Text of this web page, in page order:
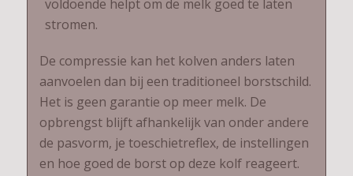
voldoende helpt om de melk goed te laten
stromen.
De compressie kan het kolven anders laten
aanvoelen dan bij een traditioneel borstschild.
Het is geen garantie op meer melk. De
opbrengst blijft afhankelijk van onder andere
de pasvorm, je toeschietreflex, de instellingen
en hoe goed de borst op deze kolf reageert.